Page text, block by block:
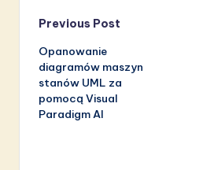
Post
navigation
Previous Post
Opanowanie
diagramów maszyn
stanów UML za
pomocą Visual
Paradigm AI